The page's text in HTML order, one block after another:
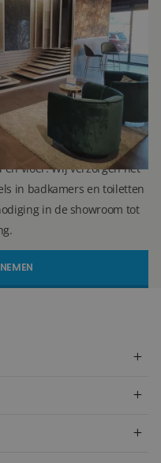
010 202 15 15
(Capelle aan den IJssel)
vloer. Wij verzorgen het
in badkamers en toiletten
in de showroom tot